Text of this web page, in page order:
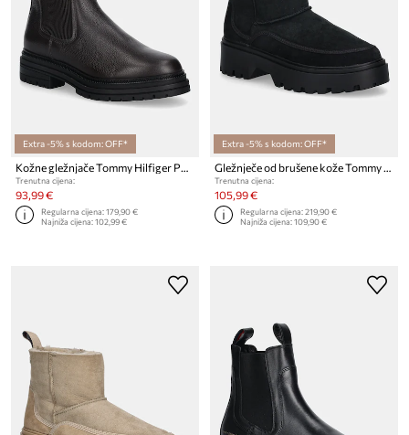
Extra -5% s kodom: OFF*
Kožne gležnjače Tommy Hilfiger PLAQUE PEBBLE CHELSEA
Trenutna cijena:
93,99 €
Regularna cijena:179,90 €
Najniža cijena:102,99 €
Extra -5% s kodom: OFF*
Gležnječe od brušene kože Tommy Hilfiger REAL SHEARLING PULLON
Trenutna cijena:
105,99 €
Regularna cijena:219,90 €
Najniža cijena:109,90 €